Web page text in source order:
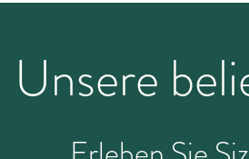
Unsere